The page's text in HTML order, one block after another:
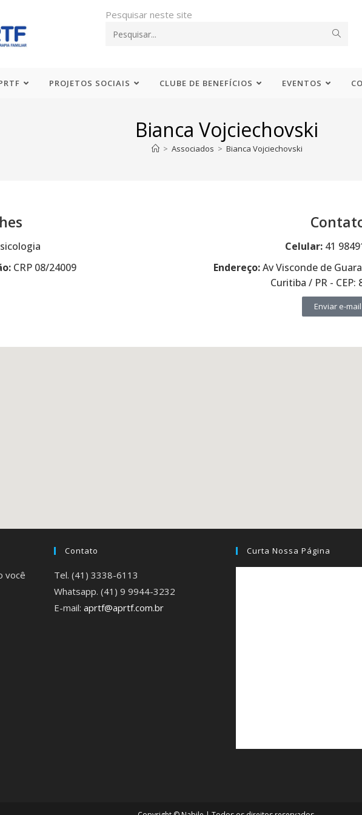
Pesquisar neste site
PROJETOS SOCIAIS CLUBE DE BENEFÍCIOS EVENTOS
Bianca Vojciechovski
> Associados > Bianca Vojciechovski
CRP 08/24009
Celular:41
Endereço:Av Visconde de
Curitiba / PR - CEP:
Enviar e-mail
você
Contato
Tel. (41) 3338-6113
Whatsapp. (41) 9 9944-3232
E-mail: aprtf@aprtf.com.br
Curta Nossa Página